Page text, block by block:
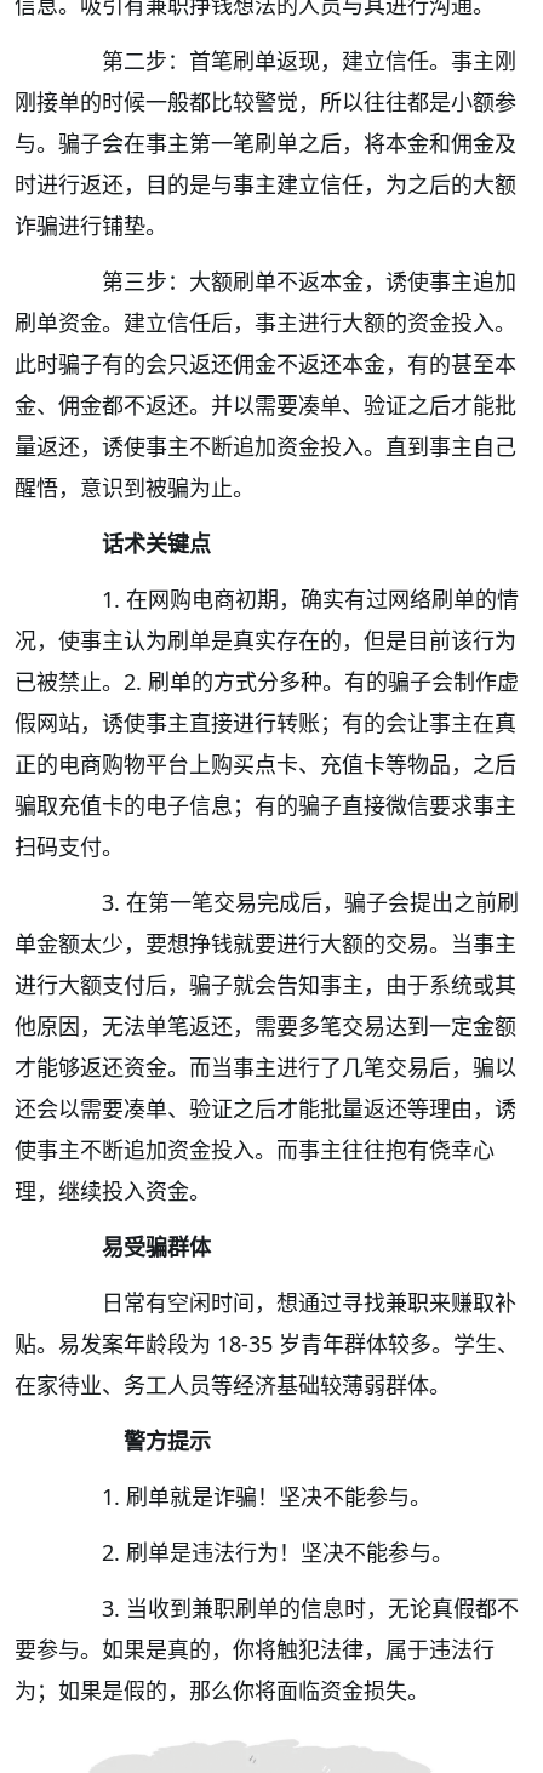
第二步：首笔刷单返现，建立信任。事主刚
刚接单的时候一般都比较警觉，所以往往都是小额参
与。骗子会在事主第一笔刷单之后，将本金和佣金及
时进行返还，目的是与事主建立信任，为之后的大额
诈骗进行铺垫。
第三步：大额刷单不返本金，诱使事主追加
刷单资金。建立信任后，事主进行大额的资金投入。
此时骗子有的会只返还佣金不返还本金，有的甚至本
金、佣金都不返还。并以需要凑单、验证之后才能批
量返还，诱使事主不断追加资金投入。直到事主自己
醒悟，意识到被骗为止。
话术关键点
1. 在网购电商初期，确实有过网络刷单的情
况，使事主认为刷单是真实存在的，但是目前该行为
已被禁止。2. 刷单的方式分多种。有的骗子会制作虚
假网站，诱使事主直接进行转账；有的会让事主在真
正的电商购物平台上购买点卡、充值卡等物品，之后
骗取充值卡的电子信息；有的骗子直接微信要求事主
扫码支付。
3. 在第一笔交易完成后，骗子会提出之前刷
单金额太少，要想挣钱就要进行大额的交易。当事主
进行大额支付后，骗子就会告知事主，由于系统或其
他原因，无法单笔返还，需要多笔交易达到一定金额
才能够返还资金。而当事主进行了几笔交易后，骗以
还会以需要凑单、验证之后才能批量返还等理由，诱
使事主不断追加资金投入。而事主往往抱有侥幸心
理，继续投入资金。
易受骗群体
日常有空闲时间，想通过寻找兼职来赚取补
贴。易发案年龄段为 18-35 岁青年群体较多。学生、
在家待业、务工人员等经济基础较薄弱群体。
警方提示
1. 刷单就是诈骗！坚决不能参与。
2. 刷单是违法行为！坚决不能参与。
3. 当收到兼职刷单的信息时，无论真假都不
要参与。如果是真的，你将触犯法律，属于违法行
为；如果是假的，那么你将面临资金损失。